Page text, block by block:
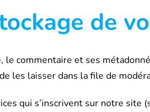
de
le commentaire et ses
les laisser dans la file de
qui s’inscrivent sur notre site